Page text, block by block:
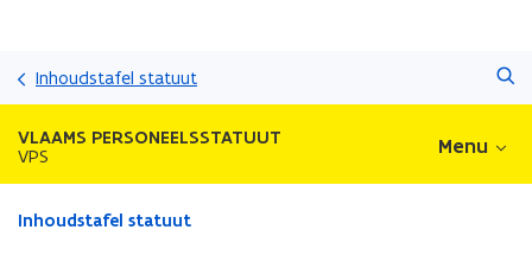
Inhoudstafel statuut
VLAAMS PERSONEELSSTATUUT
VPS Menu
Gedaan
Inhoudstafel statuut